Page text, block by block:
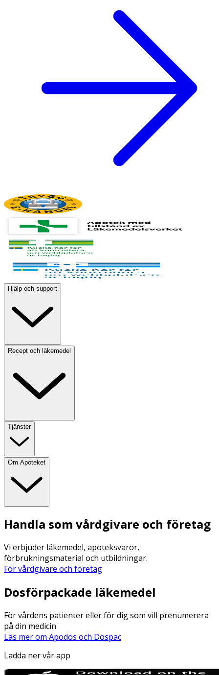
Hjälp och support
Recept och läkemedel
Tjänster
Om Apoteket
Handla som vårdgivare och företag
Vi erbjuder läkemedel, apoteksvaror,
förbrukningsmaterial och utbildningar.
För vårdgivare och företag
Dosförpackade läkemedel
För vårdens patienter eller för dig som vill prenumerera
på din medicin
Läs mer om Apodos och Dospac
Ladda ner vår app